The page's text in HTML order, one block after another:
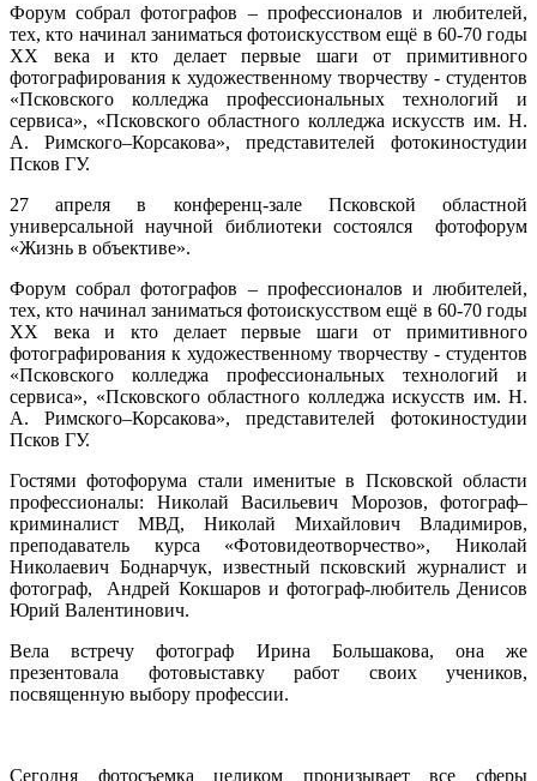
Форум собрал фотографов – профессионалов и любителей,
тех, кто начинал заниматься фотоискусством ещё в 60-70 годы
XX века и кто делает первые шаги от примитивного
фотографирования к художественному творчеству - студентов
«Псковского колледжа профессиональных технологий и
сервиса», «Псковского областного колледжа искусств им. Н.
А. Римского–Корсакова», представителей фотокиностудии
Псков ГУ.
27 апреля в конференц-зале Псковской областной
универсальной научной библиотеки состоялся фотофорум
«Жизнь в объективе».
Форум собрал фотографов – профессионалов и любителей,
тех, кто начинал заниматься фотоискусством ещё в 60-70 годы
XX века и кто делает первые шаги от примитивного
фотографирования к художественному творчеству - студентов
«Псковского колледжа профессиональных технологий и
сервиса», «Псковского областного колледжа искусств им. Н.
А. Римского–Корсакова», представителей фотокиностудии
Псков ГУ.
Гостями фотофорума стали именитые в Псковской области
профессионалы: Николай Васильевич Морозов, фотограф–
криминалист МВД, Николай Михайлович Владимиров,
преподаватель курса «Фотовидеотворчество», Николай
Николаевич Боднарчук, известный псковский журналист и
фотограф, Андрей Кокшаров и фотограф-любитель Денисов
Юрий Валентинович.
Вела встречу фотограф Ирина Большакова, она же
презентовала фотовыставку работ своих учеников,
посвященную выбору профессии.
Сегодня фотосъемка целиком пронизывает все сферы